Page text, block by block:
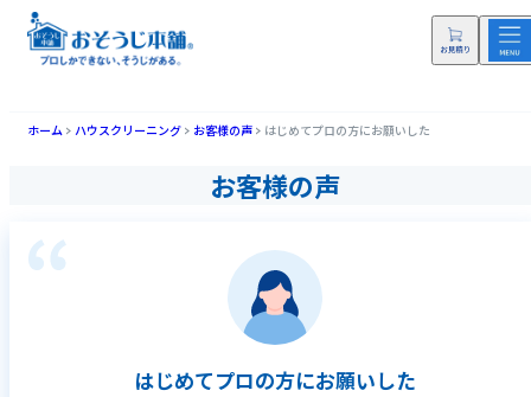
ホーム ハウスクリーニング お客様の声 はじめてプロの方にお願いした
お客様の声
はじめてプロの方にお願いした